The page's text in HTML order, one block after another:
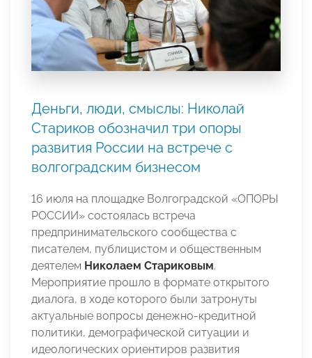
Деньги, люди, смыслы: Николай
Стариков обозначил три опоры
развития России на встрече с
волгоградским бизнесом
16 июля на площадке Волгоградской «ОПОРЫ
РОССИИ» состоялась встреча
предпринимательского сообщества с
писателем, публицистом и общественным
деятелем Николаем Стариковым.
Мероприятие прошло в формате открытого
диалога, в ходе которого были затронуты
актуальные вопросы денежно-кредитной
политики, демографической ситуации и
идеологических ориентиров развития